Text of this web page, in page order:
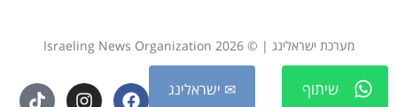
מערכת ישראלינג | © 2026 Israeling News Organization
שיתוף ✉ ישראלינג